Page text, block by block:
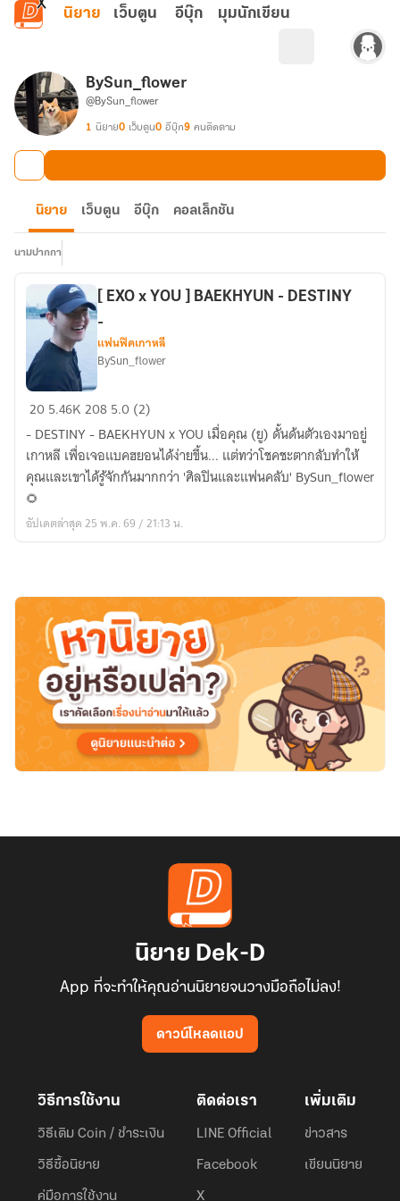
ข้ามไปยังเนื้อหาหลัก
นิยาย เว็บตูน อีบุ๊ก มุมนักเขียน
BySun_flower
@BySun_flower
1 นิยาย0 เว็บตูน0 อีบุ๊ก9 คนติดตาม
นิยาย เว็บตูน อีบุ๊ก คอลเล็กชัน
นามปากกา
YOU
]
BAEKHYUN
-
[ EXO x YOU ] BAEKHYUN - DESTINY
-
แฟนฟิคเกาหลี
BySun_flower
205.46K2085.0 (2)
- DESTINY - BAEKHYUN x YOU เมื่อคุณ (ยู) ดั้นด้นตัวเองมาอยู่
เกาหลี เพื่อเจอแบคฮยอนได้ง่ายขึ้น... แต่ทว่าโชคชะตากลับทำให้
คุณและเขาได้รู้จักกันมากกว่า 'ศิลปินและแฟนคลับ' BySun_flower
🌻
อัปเดตล่าสุด 25 พ.ค. 69 / 21:13 น.
นิยาย Dek-D
App ที่จะทำให้คุณอ่านนิยายจนวางมือถือไม่ลง!
ดาวน์โหลดแอป
วิธีการใช้งาน
วิธีเติม Coin / ชำระเงิน
วิธีซื้อนิยาย
คู่มือการใช้งาน
ติดต่อเรา
LINE Official
Facebook
X
เพิ่มเติม
ข่าวสาร
เขียนนิยาย